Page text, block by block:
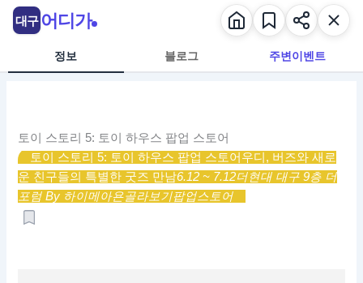
정보 블로그 주변이벤트
토이 스토리 5: 토이 하우스 팝업 스토어
토이 스토리 5: 토이 하우스 팝업 스토어 우디, 버즈와 새로
운 친구들의 특별한 굿즈 만남6.12 ~ 7.12더현대 대구 9층 더
포럼 By 하이메아욘골라보기팝업스토어
대구 어디가